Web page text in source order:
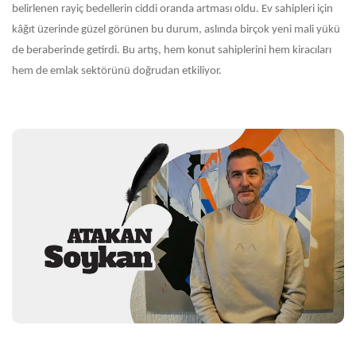
belirlenen rayiç bedellerin ciddi oranda artması oldu. Ev sahipleri için
kâğıt üzerinde güzel görünen bu durum, aslında birçok yeni mali yükü
de beraberinde getirdi. Bu artış, hem konut sahiplerini hem kiracıları
hem de emlak sektörünü doğrudan etkiliyor.